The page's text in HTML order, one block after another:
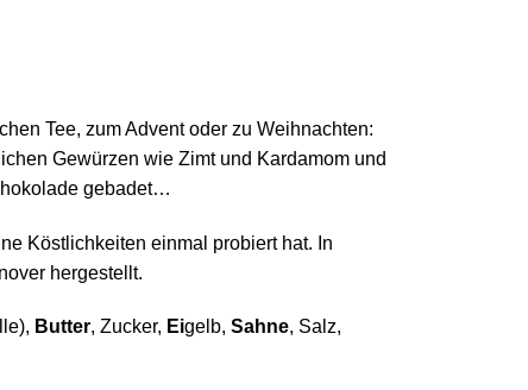
Tee, zum Advent oder zu Weihnachten:
Gewürzen wie Zimt und Kardamom und
gebadet…
Köstlichkeiten einmal probiert hat. In
hergestellt.
Butter, Zucker, Eigelb, Sahne, Salz,